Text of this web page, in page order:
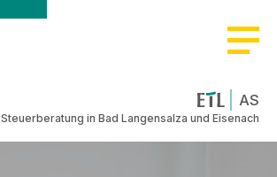
AS
Steuerberatung in Bad Langensalza und Eisenach